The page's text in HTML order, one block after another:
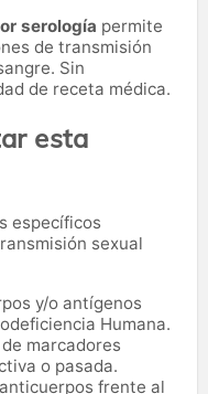
serología permite
de transmisión
Sin
de receta médica.
esta
específicos
sexual
y/o antígenos
Humana.
marcadores
o pasada.
frente al